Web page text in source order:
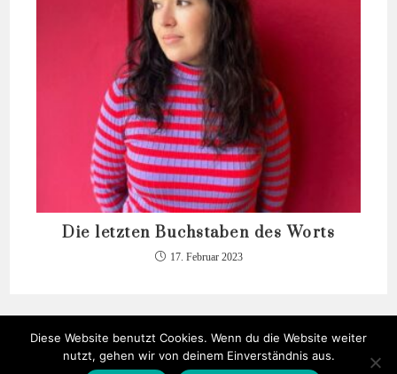
Die letzten Buchstaben des Worts
17. Februar 2023
Diese Website benutzt Cookies. Wenn du die Website weiter
nutzt, gehen wir von deinem Einverständnis aus.